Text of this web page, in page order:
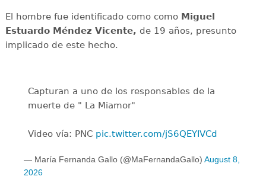
El hombre fue identificado como comoMiguel
Estuardo Méndez Vicente, de 19 años, presunto
implicado de este hecho.
Capturan a uno de los responsables de la
muerte de " La Miamor"
Video vía: PNC pic.twitter.com/jS6QEYIVCd
— María Fernanda Gallo (@MaFernandaGallo) August 8,
2026